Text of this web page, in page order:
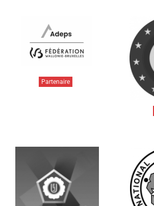
Partenaire